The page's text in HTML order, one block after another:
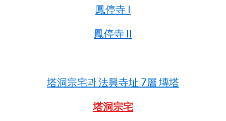
鳳停寺 I
鳳停寺 II
塔洞宗宅과 法興寺址 7層 塼塔
塔洞宗宅